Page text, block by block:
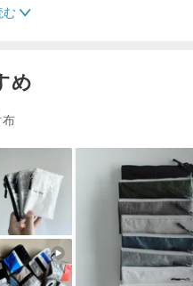
、量産
ていることを期待して
す
む
め